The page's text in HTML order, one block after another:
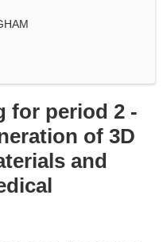
for period 2 -
of 3D
and